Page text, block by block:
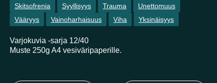
Skitsofrenia
Syyllisyys Trauma
Unettomuus
Vääryys
Vainoharhaisuus Viha Yksinäisyys
Varjokuvia -sarja 12/40
Muste 250g A4 vesiväripaperille.